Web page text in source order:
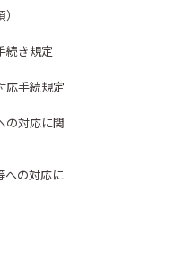
続き規定
応手続規定
の対応に関
への対応に